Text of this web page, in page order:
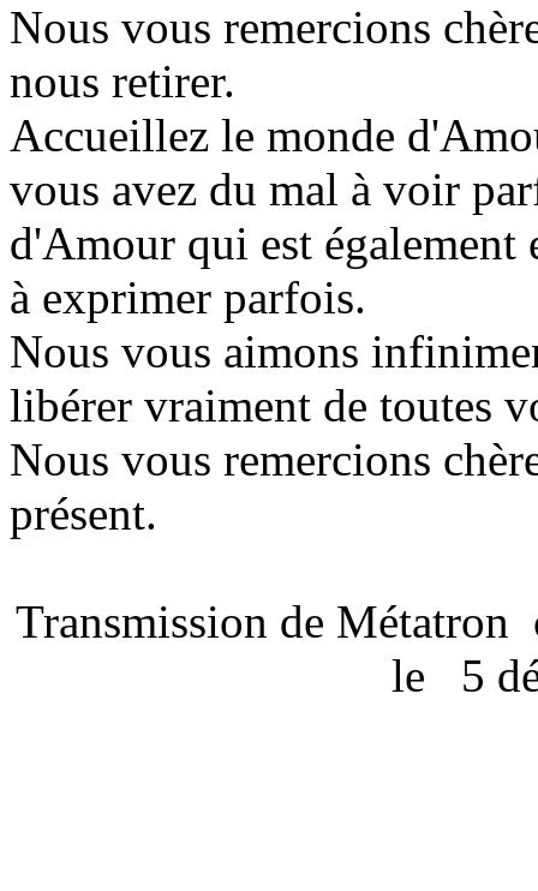
Nous vous remercions
nous retirer.
Accueillez le monde
vous avez du mal à voir
d'Amour qui est également
à exprimer parfois.
Nous vous aimons
libérer vraiment de toutes
Nous vous remercions
présent.
Transmission de Métatron
le
5